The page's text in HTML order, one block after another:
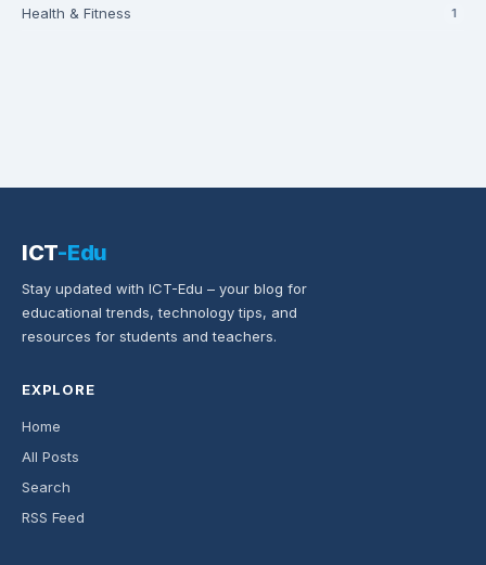
Health & Fitness 1
ICT-Edu
Stay updated with ICT-Edu – your blog for
educational trends, technology tips, and
resources for students and teachers.
EXPLORE
Home
All Posts
Search
RSS Feed